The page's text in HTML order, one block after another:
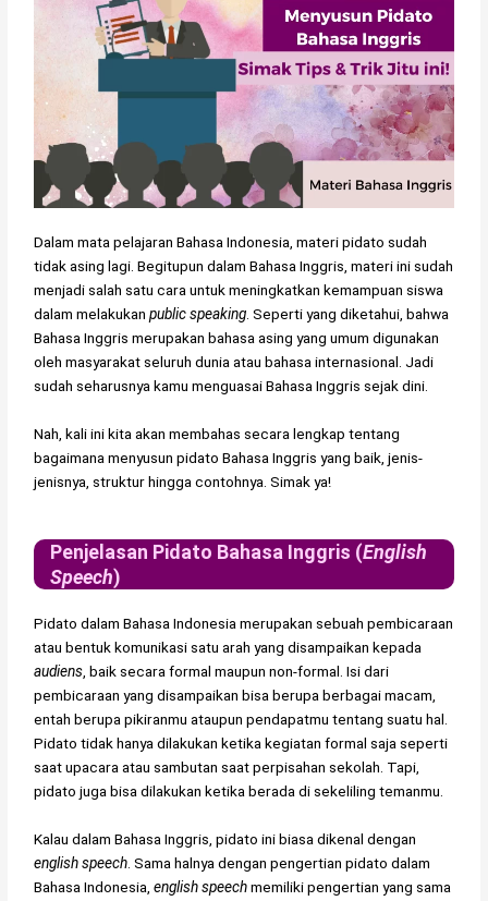
Dalam mata pelajaran Bahasa Indonesia, materi pidato sudah
tidak asing lagi. Begitupun dalam Bahasa Inggris, materi ini sudah
menjadi salah satu cara untuk meningkatkan kemampuan siswa
dalam melakukanpublic speaking. Seperti yang diketahui, bahwa
Bahasa Inggris merupakan bahasa asing yang umum digunakan
oleh masyarakat seluruh dunia atau bahasa internasional. Jadi
sudah seharusnya kamu menguasai Bahasa Inggris sejak dini.
Nah, kali ini kita akan membahas secara lengkap tentang
bagaimana menyusun pidato Bahasa Inggris yang baik, jenis-
jenisnya, struktur hingga contohnya. Simak ya!
Penjelasan Pidato Bahasa Inggris (English
Speech)
Pidato dalam Bahasa Indonesia merupakan sebuah pembicaraan
atau bentuk komunikasi satu arah yang disampaikan kepada
audiens , baik secara formal maupun non-formal. Isi dari
pembicaraan yang disampaikan bisa berupa berbagai macam,
entah berupa pikiranmu ataupun pendapatmu tentang suatu hal.
Pidato tidak hanya dilakukan ketika kegiatan formal saja seperti
saat upacara atau sambutan saat perpisahan sekolah. Tapi,
pidato juga bisa dilakukan ketika berada di sekeliling temanmu.
Kalau dalam Bahasa Inggris, pidato ini biasa dikenal dengan
english speech . Sama halnya dengan pengertian pidato dalam
Bahasa Indonesia,english speechmemiliki pengertian yang sama